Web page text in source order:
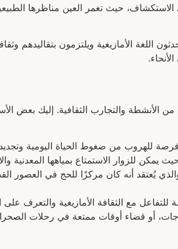
الاستكشاف، حيث تغمر العين مناظرها
الذين يتحدثون اللغة الأمازيغية ويلتزمون
الأنشطة والتجارب الثقافية. إليك بعض
فرصة للهروب من ضغوط الحياة اليومية
يمكن للزوار الاستمتاع بمياهها المعدنية
يُعتقد أنه كان مركزًا للحج في العصور
مع الثقافة الأمازيغية والتعرف على
أو قضاء أوقات ممتعة في رحلات